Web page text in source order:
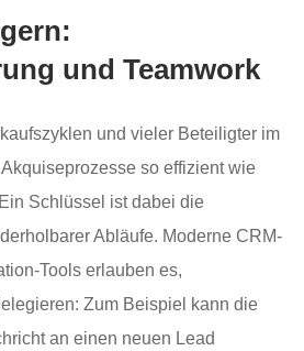
und Teamwork
und vieler Beteiligter im
so effizient wie
Schlüssel ist dabei die
Abläufe. Moderne CRM-
Tools erlauben es,
Zum Beispiel kann die
an einen neuen Lead